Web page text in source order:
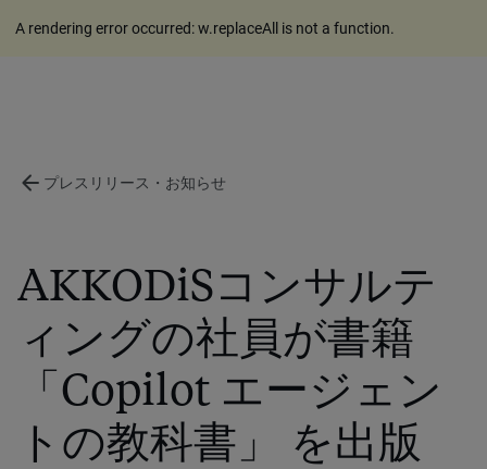
A rendering error occurred:w.replaceAll is not a function.
arrow_back プレスリリース・お知らせ
AKKODiSコンサルテ
ィングの社員が書籍
「Copilot エージェン
トの教科書」 を出版